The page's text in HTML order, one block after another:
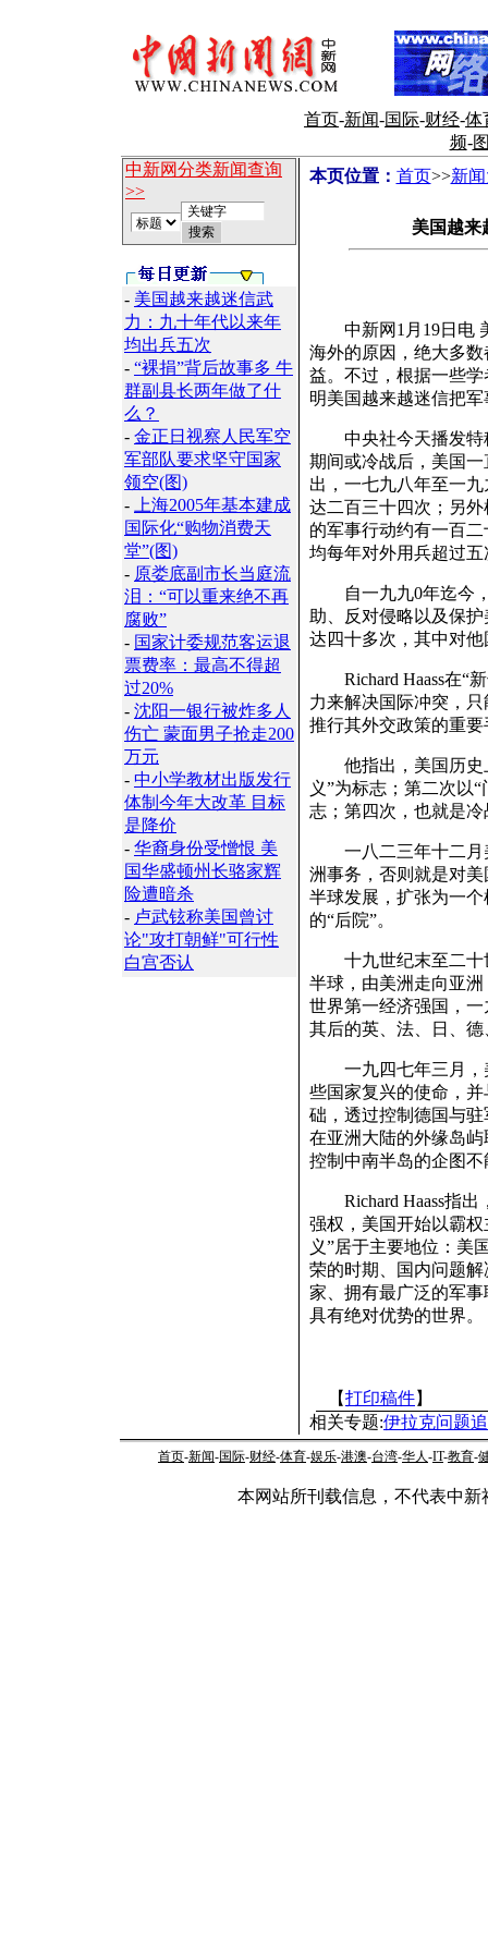
首页-新闻-国际-财经-体
频-
中新网分类新闻查询
>>
- 美国越来越迷信武
力：九十年代以来年
均出兵五次
- “裸捐”背后故事多 牛
群副县长两年做了什
么？
- 金正日视察人民军空
军部队要求坚守国家
领空(图)
-
上海2005年基本建成
国际化“购物消费天
堂”(图)
- 原娄底副市长当庭流
泪：“可以重来绝不再
腐败”
- 国家计委规范客运退
票费率：最高不得超
过20%
- 沈阳一银行被炸多人
伤亡 蒙面男子抢走200
万元
- 中小学教材出版发行
体制今年大改革 目标
是降价
- 华裔身份受憎恨 美
国华盛顿州长骆家辉
险遭暗杀
- 卢武铉称美国曾讨
论"攻打朝鲜"可行性
白宫否认
本页位置： 首页>>新
美国越来
中新网1月19日电 美
海外的原因，绝大多
益。不过，根据一些
明美国越来越迷信把
中央社今天播发特稿
期间或冷战后，美国
出，一七九八年至一
达二百三十四次；另
的军事行动约有一百
均每年对外用兵超过五
自一九九0年迄今，
助、反对侵略以及保
达四十多次，其中对
Richard Haass在“新
力来解决国际冲突，
推行其外交政策的重要
他指出，美国历史
义”为标志；第二次以
志；第四次，也就是
一八二三年十二月
洲事务，否则就是对
半球发展，扩张为一
的“后院”。
十九世纪末至二十世
半球，由美洲走向亚
世界第一经济强国，
其后的英、法、日、
一九四七年三月，
些国家复兴的使命，
础，透过控制德国与
在亚洲大陆的外缘岛
控制中南半岛的企图不
Richard Haass指出
强权，美国开始以霸
义”居于主要地位：美
荣的时期、国内问题
家、拥有最广泛的军
具有绝对优势的世界。
【打印稿件】
相关专题:伊拉克问题
首页-新闻-国际-财经-体育-娱乐-港澳-台湾-华人-IT-教育-
本网站所刊载信息，不代表中